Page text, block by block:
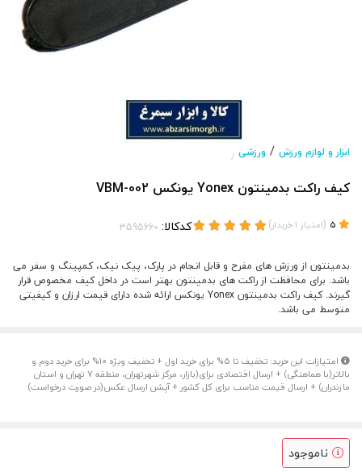
ابزار و لوازم ورزش / ورزشی /
کیف راکت بدمینتون Yonex یونکس VBM-002
(امتیاز 1خریدار) کدکالا:
بدمینتون از ورزش های مفرح و قابل انجام در پارک، پیک نیک، کمپینگ و سفر می
باشد. برای محافظت از راکت های بدمینتون بهتر است در داخل کیف مخصوص قرار
گیرند. کیف راکت بدمینتون Yonex یونکس ارائه شده دارای قیمت ارزان و کیفیتی
متوسط می باشد.
امتیازات این خرید: تخفیف تا 5% برای خرید اول + تخفیف ویژه 10% برای خرید دوم و
بالاتر(با هماهنگی) + ارسال اقتصادی برای(بازار، مرکز شهرتهران، منطقه 7 تهران و استان
مازندران) + ارسال قیمت مناسب برای کل کشور + آپشن ارسال عکس(در صورت درخواست)
ناموجود